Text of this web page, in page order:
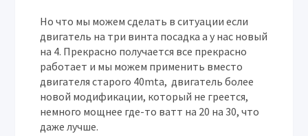
Но что мы можем сделать в ситуации если
двигатель на три винта посадка а у нас новый
на 4. Прекрасно получается все прекрасно
работает и мы можем применить вместо
двигателя старого 40mta, двигатель более
новой модификации, который не греется,
немного мощнее где-то ватт на 20 на 30, что
даже лучше.